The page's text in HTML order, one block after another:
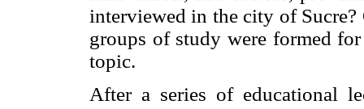
interviewed in the city of
groups of study were formed
topic.
After a series of educational